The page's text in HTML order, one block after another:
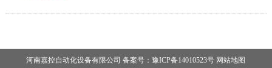
河南嘉控自动化设备有限公司 备案号：豫ICP备14010523号 网站地图